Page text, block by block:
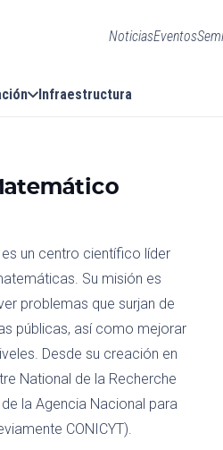
NoticiasEventos
Infraestructura
un centro científico líder
Su misión es
problemas que surjan de
públicas, así como mejorar
Desde su creación en
National de la Recherche
la Agencia Nacional para
CONICYT).